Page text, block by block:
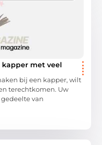
kapper met veel
bij een kapper, wilt
terechtkomen. Uw
van